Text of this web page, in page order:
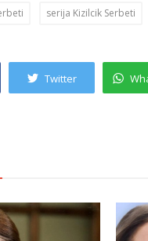
serija Kizilcik Serbeti
Twitter